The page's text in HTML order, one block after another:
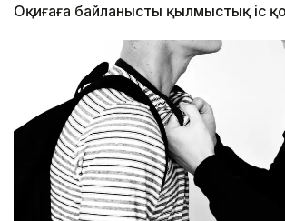
Оқиғаға байланысты қылмыстық іс